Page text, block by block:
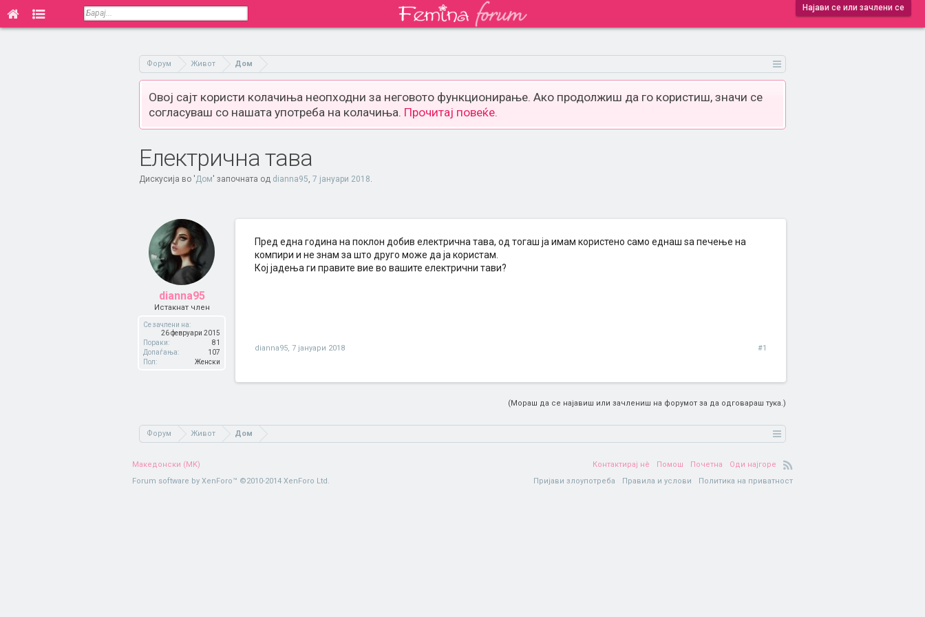
Најави се или зачлени се
Форум Живот Дом
Овој сајт користи колачиња неопходни за неговото функционирање. Ако продолжиш да го користиш, значи се
согласуваш со нашата употреба на колачиња. Прочитај повеќе.
Електрична тава
Дискусија во 'Дом' започната од dianna95, 7 јануари 2018.
dianna95
Истакнат член
Се зачлени на:
26 февруари 2015
Пораки:
81
Допаѓања:
107
Пол:
Женски
Пред една година на поклон добив електрична тава, од тогаш ја имам користено само еднаш ѕа печење на
компири и не знам за што друго може да ја користам.
Кој јадења ги правите вие во вашите електрични тави?
dianna95, 7 јануари 2018 #1
(Мораш да се најавиш или зачлениш на форумот за да одговараш тука.)
Форум Живот Дом
Македонски (MK) Контактирај нè Помош Почетна
Оди најгоре
Пријави злоупотреба
Правила и услови Политика на приватност
Forum software by XenForo™ ©2010-2014 XenForo Ltd.